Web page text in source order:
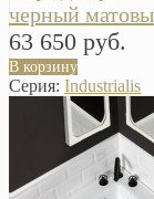
черный
63 650 руб.
В корзину
Серия: Industrialis